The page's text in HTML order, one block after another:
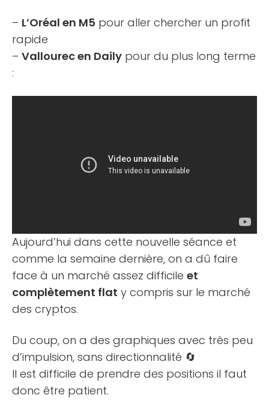
– L’Oréal en M5 pour aller chercher un profit
rapide
– Vallourec en Daily pour du plus long terme
:
Aujourd’hui dans cette nouvelle séance et
comme la semaine dernière, on a dû faire
face à un marché assez difficile et
complètement flat y compris sur le marché
des cryptos.
Du coup, on a des graphiques avec très peu
d’impulsion, sans directionnalité 🔄
Il est difficile de prendre des positions il faut
donc être patient.